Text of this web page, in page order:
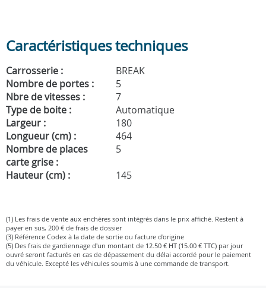
Caractéristiques techniques
Carrosserie :
BREAK
Nombre de portes :
5
Nbre de vitesses :
7
Type de boite :
Automatique
Largeur :
180
Longueur (cm) :
464
Nombre de places
carte grise :
5
Hauteur (cm) :
145
(1) Les frais de vente aux enchères sont intégrés dans le prix affiché. Restent à
payer en sus, 200 € de frais de dossier
(3) Référence Codex à la date de sortie ou facture d'origine
(5) Des frais de gardiennage d'un montant de 12.50 € HT (15.00 € TTC) par jour
ouvré seront facturés en cas de dépassement du délai accordé pour le paiement
du véhicule. Excepté les véhicules soumis à une commande de transport.